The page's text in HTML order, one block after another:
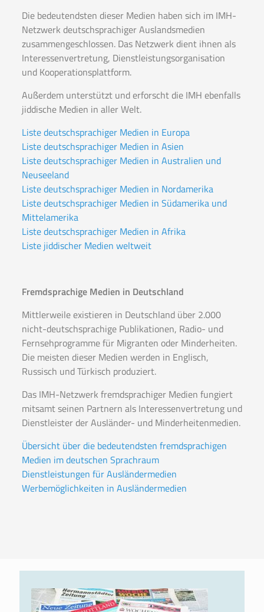
Die bedeutendsten dieser Medien haben sich im IMH-
Netzwerk deutschsprachiger Auslandsmedien
zusammengeschlossen. Das Netzwerk dient ihnen als
Interessenvertretung, Dienstleistungsorganisation
und Kooperationsplattform.
Außerdem unterstützt und erforscht die IMH ebenfalls
jiddische Medien in aller Welt.
Liste deutschsprachiger Medien in Europa
Liste deutschsprachiger Medien in Asien
Liste deutschsprachiger Medien in Australien und
Neuseeland
Liste deutschsprachiger Medien in Nordamerika
Liste deutschsprachiger Medien in Südamerika und
Mittelamerika
Liste deutschsprachiger Medien in Afrika
Liste jiddischer Medien weltweit
Fremdsprachige Medien in Deutschland
Mittlerweile existieren in Deutschland über 2.000
nicht-deutschsprachige Publikationen, Radio- und
Fernsehprogramme für Migranten oder Minderheiten.
Die meisten dieser Medien werden in Englisch,
Russisch und Türkisch produziert.
Das IMH-Netzwerk fremdsprachiger Medien fungiert
mitsamt seinen Partnern als Interessenvertretung und
Dienstleister der Ausländer- und Minderheitenmedien.
Übersicht über die bedeutendsten fremdsprachigen
Medien im deutschen Sprachraum
Dienstleistungen für Ausländermedien
Werbemöglichkeiten in Ausländermedien